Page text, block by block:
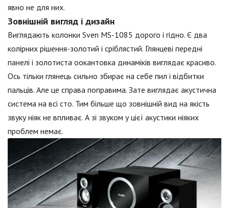
явно не для них.
Зовнішній вигляд і дизайн
Виглядають колонки Sven MS-1085 дорого і гідно. Є два
колірних рішення-золотий і сріблястий. Глянцеві передні
панелі і золотиста оокантовка динаміків виглядає красиво.
Ось тільки глянець сильно збирає на себе пил і відбитки
пальців. Але це справа поправима. Зате виглядає акустична
система на всі сто. Тим більше що зовнішній вид на якість
звуку ніяк не впливає. А зі звуком у цієї акустики ніяких
проблем немає.